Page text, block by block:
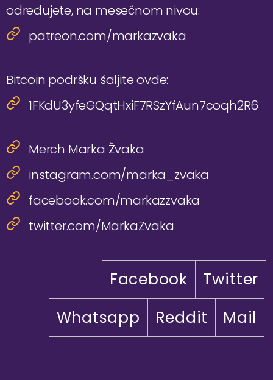
određujete, na mesečnom nivou:
patreon.com/markazvaka
Bitcoin podršku šaljite ovde:
1FKdU3yfeGQqtHxiF7RSzYfAun7coqh2R6
Merch Marka Žvaka
instagram.com/marka_zvaka
facebook.com/markazzvaka
twitter.com/MarkaZvaka
Facebook
Twitter
Whatsapp
Reddit Mail